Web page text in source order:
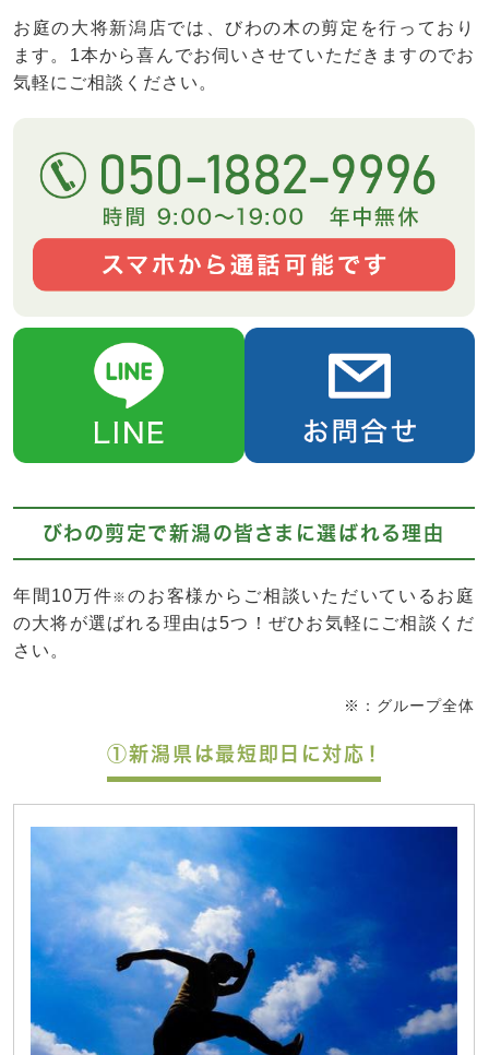
お庭の大将新潟店では、びわの木の剪定を行っており
ます。1本から喜んでお伺いさせていただきますのでお
気軽にご相談ください。
びわの剪定で新潟の皆さまに選ばれる理由
年間10万件※のお客様からご相談いただいているお庭
の大将が選ばれる理由は5つ！ぜひお気軽にご相談くだ
さい。
※：グループ全体
①新潟県は最短即日に対応！